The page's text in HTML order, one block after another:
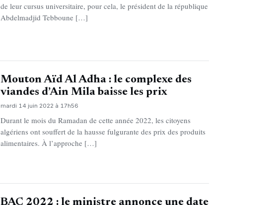
de leur cursus universitaire, pour cela, le président de la république
Abdelmadjid Tebboune […]
Mouton Aïd Al Adha : le complexe des
viandes d’Ain Mila baisse les prix
mardi 14 juin 2022 à 17h56
Durant le mois du Ramadan de cette année 2022, les citoyens
algériens ont souffert de la hausse fulgurante des prix des produits
alimentaires. À l’approche […]
BAC 2022 : le ministre annonce une date